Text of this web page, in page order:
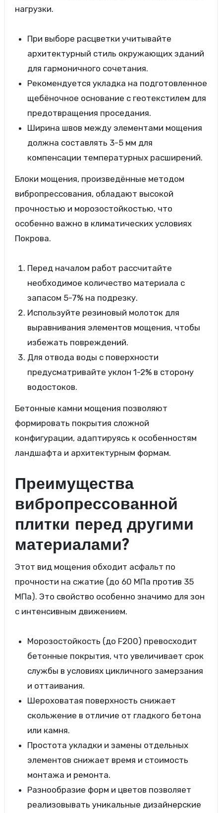
нагрузки.
При выборе расцветки учитывайте
архитектурный стиль окружающих зданий
для гармоничного сочетания.
Рекомендуется укладка на подготовленное
щебёночное основание с геотекстилем для
предотвращения проседания.
Ширина швов между элементами мощения
должна составлять 3-5 мм для
компенсации температурных расширений.
Блоки мощения, произведённые методом
вибропрессования, обладают высокой
прочностью и морозостойкостью, что
особенно важно в климатических условиях
Покрова.
Перед началом работ рассчитайте
необходимое количество материала с
запасом 5-7% на подрезку.
Используйте резиновый молоток для
выравнивания элементов мощения, чтобы
избежать повреждений.
Для отвода воды с поверхности
предусматривайте уклон 1-2% в сторону
водостоков.
Бетонные камни мощения позволяют
формировать покрытия сложной
конфигурации, адаптируясь к особенностям
ландшафта и архитектурным формам.
Преимущества
вибропрессованной
плитки перед другими
материалами?
Этот вид мощения обходит асфальт по
прочности на сжатие (до 60 МПа против 35
МПа). Это свойство особенно значимо для зон
с интенсивным движением.
Морозостойкость (до F200) превосходит
бетонные покрытия, что увеличивает срок
службы в условиях цикличного замерзания
и оттаивания.
Шероховатая поверхность снижает
скольжение в отличие от гладкого бетона
или камня.
Простота укладки и замены отдельных
элементов снижает время и стоимость
монтажа и ремонта.
Разнообразие форм и цветов позволяет
реализовывать уникальные дизайнерские